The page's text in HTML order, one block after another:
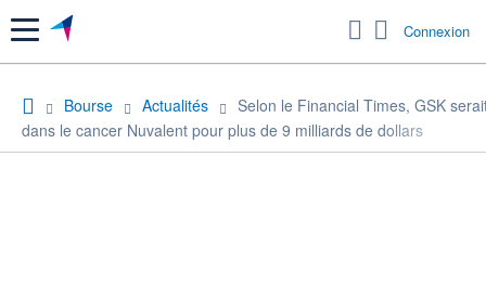
Menu Connexion
Bourse Actualités
Selon le Financial Times, GSK
dans le cancer Nuvalent pour plus de 9 milliards de dollars